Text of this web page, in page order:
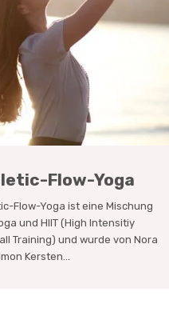
Flow-Yoga
Flow-Yoga ist eine Mischung
und HIIT (High Intensitiy
Training) und wurde von Nora
Kersten...